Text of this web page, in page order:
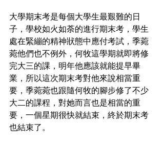
大學期末考是每個大學生最艱難的日
子，學校如火如荼的進行期末考，學生
處在緊繃的精神狀態中應付考試，季菀
菀他們也不例外，何牧這學期就即將修
完大三的課，明年他應該就能提早畢
業，所以這次期末考對他來說相當重
要，季菀菀也跟隨何牧的腳步修了不少
大二的課程，對她而言也是相當的重
要，一個星期很快就結束，終於期末考
也結束了。